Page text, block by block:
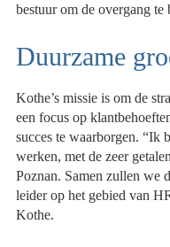
bestuur om de overgang te
Duurzame
Kothe’s missie is om de
een focus op
succes te waarborgen. “Ik
werken, met de zeer
Poznan. Samen zullen we
leider op het gebied van
Kothe.